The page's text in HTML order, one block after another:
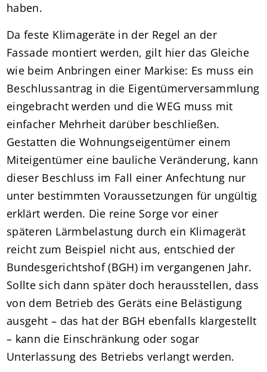
haben.
Da feste Klimageräte in der Regel an der
Fassade montiert werden, gilt hier das Gleiche
wie beim Anbringen einer Markise: Es muss ein
Beschlussantrag in die Eigentümerversammlung
eingebracht werden und die WEG muss mit
einfacher Mehrheit darüber beschließen.
Gestatten die Wohnungseigentümer einem
Miteigentümer eine bauliche Veränderung, kann
dieser Beschluss im Fall einer Anfechtung nur
unter bestimmten Voraussetzungen für ungültig
erklärt werden. Die reine Sorge vor einer
späteren Lärmbelastung durch ein Klimagerät
reicht zum Beispiel nicht aus, entschied der
Bundesgerichtshof (BGH) im vergangenen Jahr.
Sollte sich dann später doch herausstellen, dass
von dem Betrieb des Geräts eine Belästigung
ausgeht – das hat der BGH ebenfalls klargestellt
– kann die Einschränkung oder sogar
Unterlassung des Betriebs verlangt werden.